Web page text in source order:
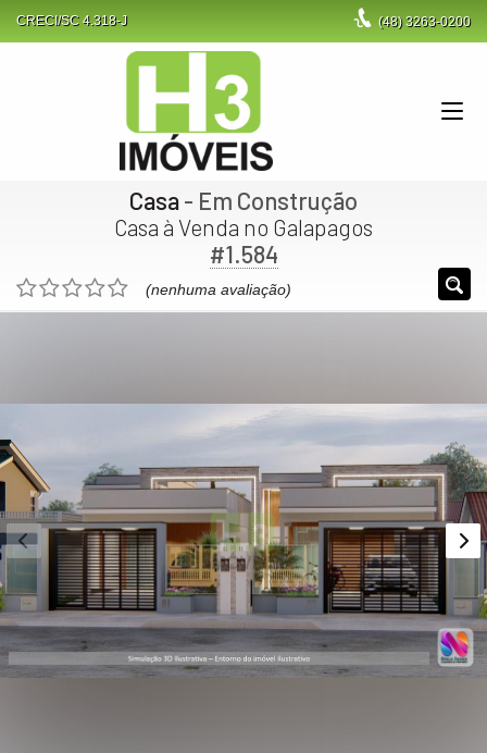
CRECI/SC 4.318-J (48)3263-0200
Casa- Em Construção
Casa à Venda no Galapagos
#1.584
(nenhuma avaliação)